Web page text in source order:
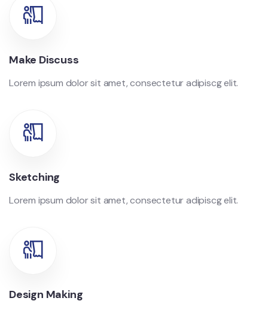
Make Discuss
Lorem ipsum dolor sit amet, consectetur adipiscg elit.
Sketching
Lorem ipsum dolor sit amet, consectetur adipiscg elit.
Design Making